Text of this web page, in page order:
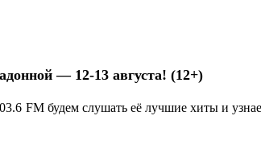
— 12-13 августа! (12+)
будем слушать её лучшие хиты и